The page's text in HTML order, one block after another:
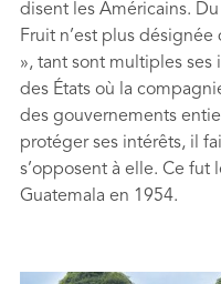
disent les Américains. Du
Fruit n’est plus désignée
», tant sont multiples ses
des États où la
des gouvernements
protéger ses intérêts, il
s’opposent à elle. Ce fut
Guatemala en 1954.